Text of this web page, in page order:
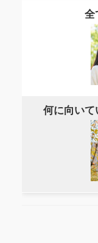
全
何に向いて